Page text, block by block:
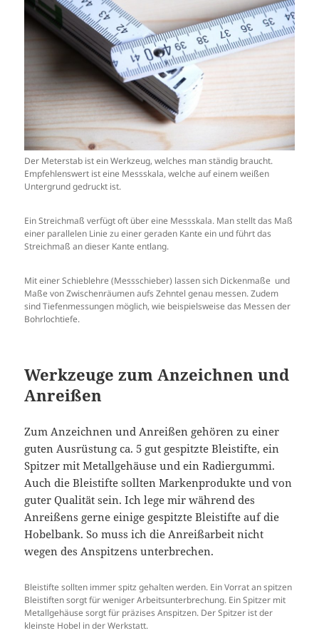
Der Meterstab ist ein Werkzeug, welches man ständig braucht.
Empfehlenswert ist eine Messskala, welche auf einem weißen
Untergrund gedruckt ist.
Ein Streichmaß verfügt oft über eine Messskala. Man stellt das Maß
einer parallelen Linie zu einer geraden Kante ein und führt das
Streichmaß an dieser Kante entlang.
Mit einer Schieblehre (Messschieber) lassen sich Dickenmaße und
Maße von Zwischenräumen aufs Zehntel genau messen. Zudem
sind Tiefenmessungen möglich, wie beispielsweise das Messen der
Bohrlochtiefe.
Werkzeuge zum Anzeichnen und
Anreißen
Zum Anzeichnen und Anreißen gehören zu einer
guten Ausrüstung ca. 5 gut gespitzte Bleistifte, ein
Spitzer mit Metallgehäuse und ein Radiergummi.
Auch die Bleistifte sollten Markenprodukte und von
guter Qualität sein. Ich lege mir während des
Anreißens gerne einige gespitzte Bleistifte auf die
Hobelbank. So muss ich die Anreißarbeit nicht
wegen des Anspitzens unterbrechen.
Bleistifte sollten immer spitz gehalten werden. Ein Vorrat an spitzen
Bleistiften sorgt für weniger Arbeitsunterbrechung. Ein Spitzer mit
Metallgehäuse sorgt für präzises Anspitzen. Der Spitzer ist der
kleinste Hobel in der Werkstatt.